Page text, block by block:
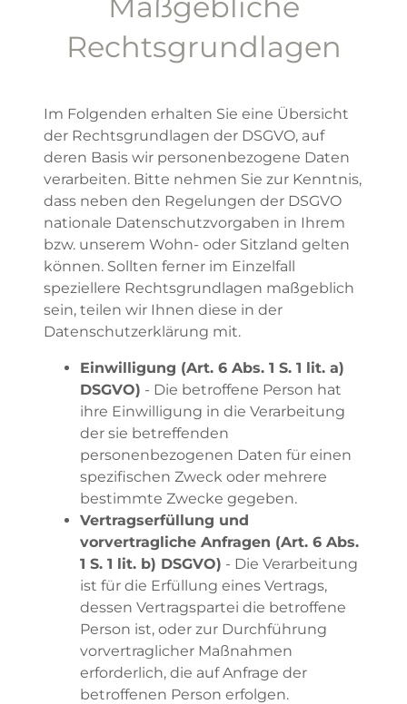
Rechtsgrundlagen
Im Folgenden erhalten Sie eine Übersicht
der Rechtsgrundlagen der DSGVO, auf
deren Basis wir personenbezogene Daten
verarbeiten. Bitte nehmen Sie zur Kenntnis,
dass neben den Regelungen der DSGVO
nationale Datenschutzvorgaben in Ihrem
bzw. unserem Wohn- oder Sitzland gelten
können. Sollten ferner im Einzelfall
speziellere Rechtsgrundlagen maßgeblich
sein, teilen wir Ihnen diese in der
Datenschutzerklärung mit.
Einwilligung (Art. 6 Abs. 1 S. 1 lit. a)
DSGVO) - Die betroffene Person hat
ihre Einwilligung in die Verarbeitung
der sie betreffenden
personenbezogenen Daten für einen
spezifischen Zweck oder mehrere
bestimmte Zwecke gegeben.
Vertragserfüllung und
vorvertragliche Anfragen (Art. 6 Abs.
1 S. 1 lit. b) DSGVO) - Die Verarbeitung
ist für die Erfüllung eines Vertrags,
dessen Vertragspartei die betroffene
Person ist, oder zur Durchführung
vorvertraglicher Maßnahmen
erforderlich, die auf Anfrage der
betroffenen Person erfolgen.